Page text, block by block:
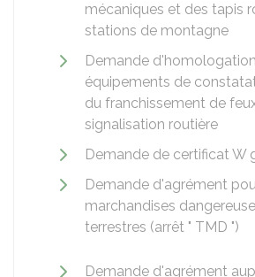
mécaniques et des tapis
stations de montagne
Demande
équipements de
du franchissement de
signalisation routière
Demande de certificat W
Demande d'agrément
marchandises
terrestres (arrêt " TMD ")
Demande d'agrément